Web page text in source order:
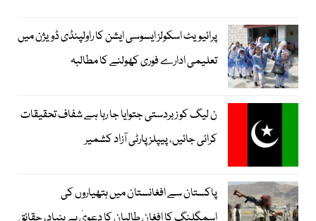
پرائیویٹ اسکولز ایسوسی ایشن کا راولپنڈی ڈویژن میں
تعلیمی ادارے فوری کھولنے کا مطالبہ
ن لیگ کو زبردستی جتوایا جا رہا ہے شفاف تحقیقات
کرائی جائیں، پیپلز پارٹی آزاد کشمیر
پاکستان سے افغانستان میں ہتھیاروں کی